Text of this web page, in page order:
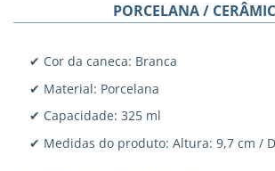
PORCELANA /
✔ Cor da caneca: Branca
✔ Material: Porcelana
✔ Capacidade: 325 ml
✔ Medidas do produto: Altura: 9,7 cm /